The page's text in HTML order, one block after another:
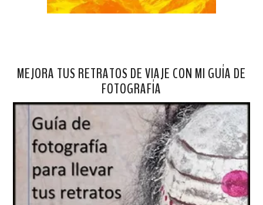
MEJORA TUS RETRATOS DE VIAJE CON MI GUÍA DE
FOTOGRAFÍA